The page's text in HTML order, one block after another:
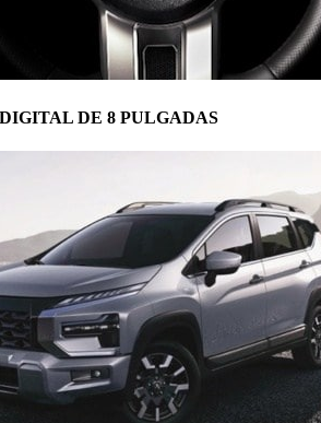
DE 8 PULGADAS